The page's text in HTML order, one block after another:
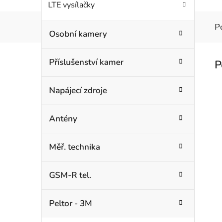
LTE vysílačky
Osobní kamery
Příslušenství kamer
Napájecí zdroje
Antény
Měř. technika
GSM-R tel.
Peltor - 3M